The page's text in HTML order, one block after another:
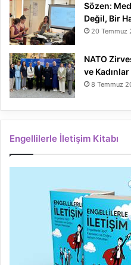
Sözen:
Değil, Bir
20 Temmuz
NATO
ve Kadınlar
8 Temmuz
Engellilerle İletişim Kitabı